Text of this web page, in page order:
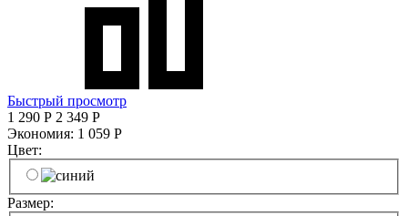
Быстрый просмотр
1 290 Р 2 349 Р
Экономия: 1 059 Р
Цвет:
Размер: